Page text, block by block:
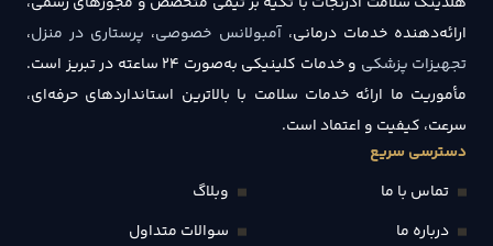
ارائه‌دهنده خدمات درمانی،آمبولانس خصوصی، پرستاری در منزل،
تجهیزات پزشکی
و خدمات کلینیکی به‌صورت ۲۴ ساعته در تبریز است.
مأموریت ما ارائه خدمات سلامت با بالاترین استانداردهای حرفه‌ای،
سرعت، کیفیت و اعتماد است.
دسترسی سریع
تماس با ما
وبلاگ
درباره ما
سوالات متداول